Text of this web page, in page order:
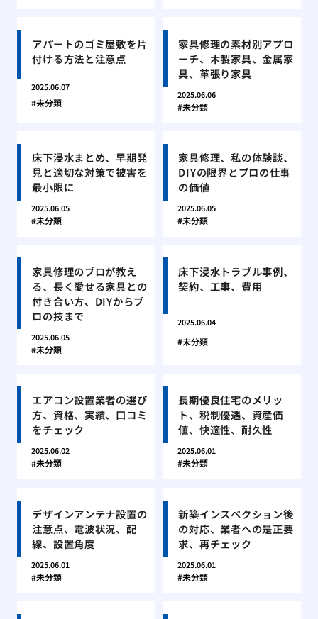
アパートのゴミ屋敷を片
付ける方法と注意点
2025.06.07
未分類
家具修理の素材別アプロ
ーチ、木製家具、金属家
具、革張り家具
2025.06.06
未分類
床下浸水まとめ、早期発
見と適切な対策で被害を
最小限に
2025.06.05
未分類
家具修理、私の体験談、
DIYの限界とプロの仕事
の価値
2025.06.05
未分類
家具修理のプロが教え
る、長く愛せる家具との
付き合い方、DIYからプ
ロの技まで
2025.06.05
未分類
床下浸水トラブル事例、
契約、工事、費用
2025.06.04
未分類
エアコン設置業者の選び
方、資格、実績、口コミ
をチェック
2025.06.02
未分類
長期優良住宅のメリッ
ト、税制優遇、資産価
値、快適性、耐久性
2025.06.01
未分類
デザインアンテナ設置の
注意点、電波状況、配
線、設置角度
2025.06.01
未分類
新築インスペクション後
の対応、業者への是正要
求、再チェック
2025.06.01
未分類